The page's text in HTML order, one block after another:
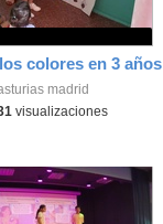
colores en 3 años
madrid
visualizaciones